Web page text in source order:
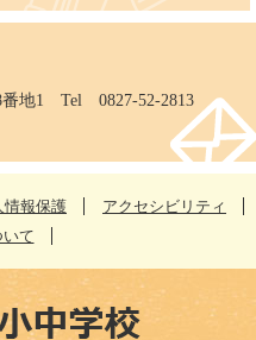
番地1 Tel 0827-52-2813
情報保護
アクセシビリティ
いて